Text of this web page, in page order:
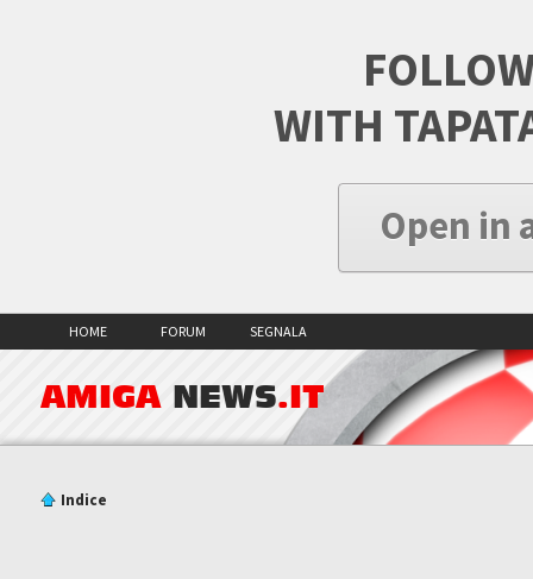
WITH
Open in
HOME FORUM SEGNALA
AMIGA NEWS.IT
Indice